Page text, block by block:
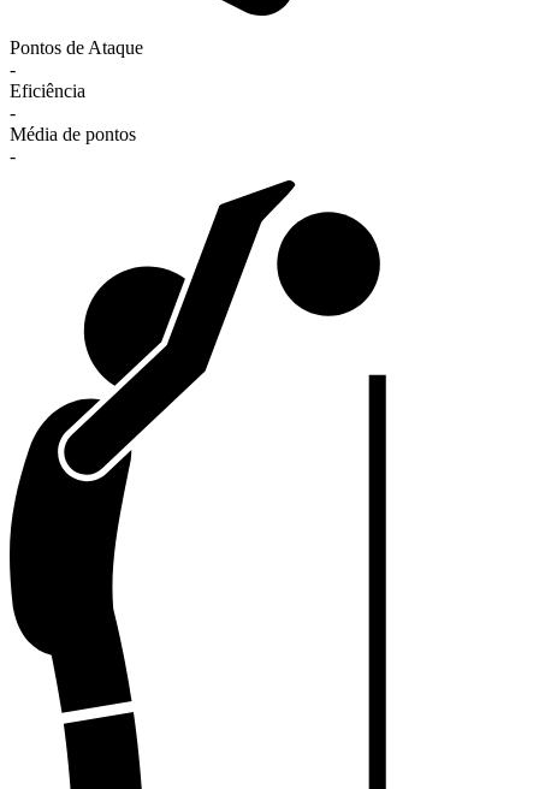
Pontos de Ataque
-
Eficiência
-
Média de pontos
-